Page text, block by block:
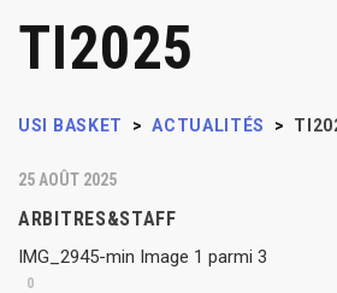
TI2025
USI BASKET > ACTUALITÉS >
25 AOÛT 2025
ARBITRES&STAFF
IMG_2945-min Image 1 parmi 3
0